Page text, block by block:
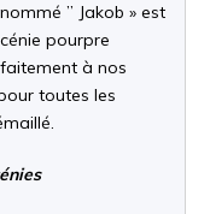
” Jakob » est
pourpre
à nos
toutes les